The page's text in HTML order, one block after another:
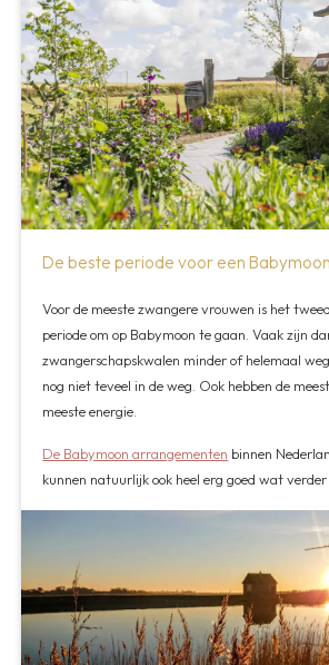
De beste periode voor een Babymoon
Voor de meeste zwangere vrouwen is het
periode om op Babymoon te gaan. Vaak zijn
zwangerschapskwalen minder of helemaal
nog niet teveel in de weg. Ook hebben de
meeste energie.
De Babymoon arrangementen binnen
kunnen natuurlijk ook heel erg goed wat